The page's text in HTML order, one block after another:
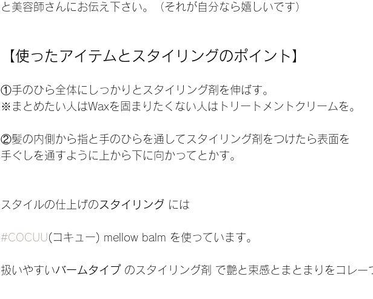
と美容師さんにお伝え下さい。（それが自分なら嬉しいです）
【使ったアイテムとスタイリングのポイント】
①手のひら全体にしっかりとスタイリング剤を伸ばす。
※まとめたい人はWaxを固まりたくない人はトリートメントクリームを。
②髪の内側から指と手のひらを通してスタイリング剤をつけたら表面を
手ぐしを通すように上から下に向かってとかす。
スタイルの仕上げの スタイリング には
#COCUU(コキュー) mellow balm を使っています。
扱いやすいバームタイプ のスタイリング剤 で艶と束感とまとまりをコレ一